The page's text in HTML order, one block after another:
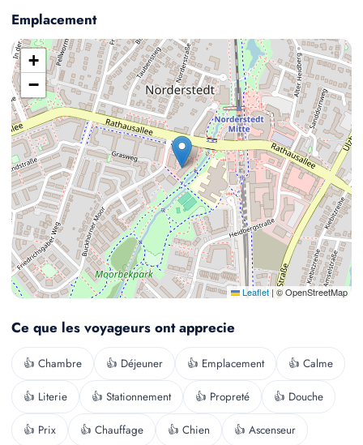
Emplacement
+
−
Leaflet | © OpenStreetMap
Ce que les voyageurs ont apprecie
👍 Chambre 👍 Déjeuner 👍 Emplacement 👍 Calme
👍 Literie 👍 Stationnement 👍 Propreté 👍 Douche
👍 Prix 👍 Chauffage 👍 Chien 👍 Ascenseur